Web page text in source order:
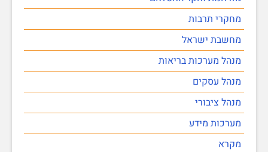
מחקרי תרבות
מחשבת ישראל
מנהל מערכות בריאות
מנהל עסקים
מנהל ציבורי
מערכות מידע
מקרא